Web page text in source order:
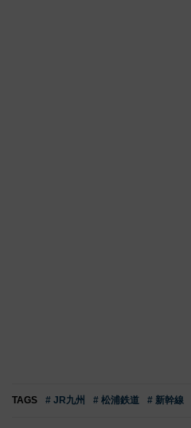
TAGS # JR九州 # 松浦鉄道 # 新幹線